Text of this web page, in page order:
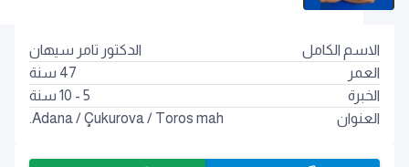
الاسم الكامل
الدكتور تامر سيهان
العمر
47 سنة
الخبرة
5 - 10 سنة
العنوان
Adana/Çukurova/ Toros mah.